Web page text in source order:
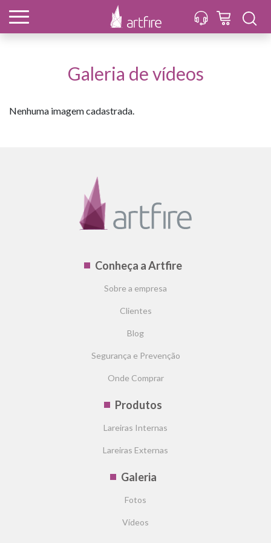
Galeria de vídeos
Nenhuma imagem cadastrada.
Conheça a Artfire
Sobre a empresa
Clientes
Blog
Segurança e Prevenção
Onde Comprar
Produtos
Lareiras Internas
Lareiras Externas
Galeria
Fotos
Vídeos